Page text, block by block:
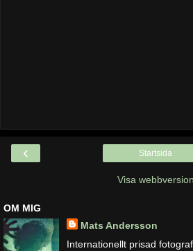
‹ Startsida
Visa webbversion
OM MIG
Mats Andersson
Internationellt prisad